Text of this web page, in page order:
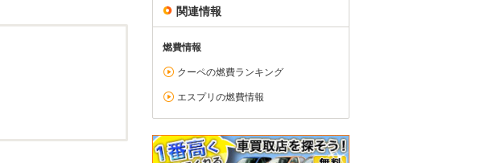
関連情報
燃費情報
クーペの燃費ランキング
エスプリの燃費情報